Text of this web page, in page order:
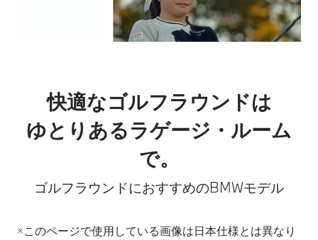
快適なゴルフラウンドは
ゆとりあるラゲージ・ルーム
で。
ゴルフラウンドにおすすめのBMWモデル
※このページで使用している画像は日本仕様とは異なり